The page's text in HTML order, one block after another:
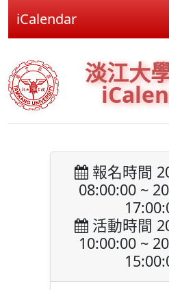
iCalendar
淡江大
報名時間
08:00:00 ~
活動時間
10:00:00 ~